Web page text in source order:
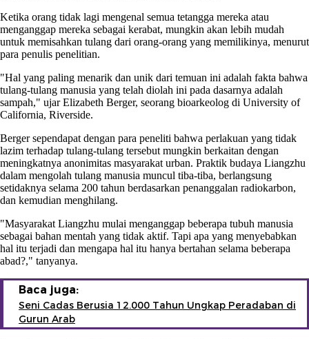
Ketika orang tidak lagi mengenal semua tetangga mereka atau
menganggap mereka sebagai kerabat, mungkin akan lebih mudah
untuk memisahkan tulang dari orang-orang yang memilikinya, menurut
para penulis penelitian.
"Hal yang paling menarik dan unik dari temuan ini adalah fakta bahwa
tulang-tulang manusia yang telah diolah ini pada dasarnya adalah
sampah," ujar Elizabeth Berger, seorang bioarkeolog di University of
California, Riverside.
Berger sependapat dengan para peneliti bahwa perlakuan yang tidak
lazim terhadap tulang-tulang tersebut mungkin berkaitan dengan
meningkatnya anonimitas masyarakat urban. Praktik budaya Liangzhu
dalam mengolah tulang manusia muncul tiba-tiba, berlangsung
setidaknya selama 200 tahun berdasarkan penanggalan radiokarbon,
dan kemudian menghilang.
"Masyarakat Liangzhu mulai menganggap beberapa tubuh manusia
sebagai bahan mentah yang tidak aktif. Tapi apa yang menyebabkan
hal itu terjadi dan mengapa hal itu hanya bertahan selama beberapa
abad?," tanyanya.
Baca juga:
Seni Cadas Berusia 12.000 Tahun Ungkap Peradaban di
Gurun Arab